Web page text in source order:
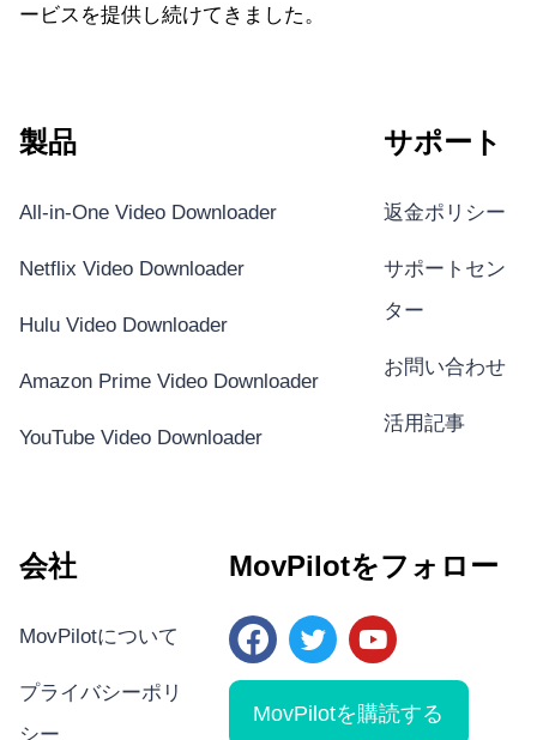
ービスを提供し続けてきました。
製品
All-in-One Video Downloader
Netflix Video Downloader
Hulu Video Downloader
Amazon Prime Video Downloader
YouTube Video Downloader
サポート
返金ポリシー
サポートセン
ター
お問い合わせ
活用記事
会社
MovPilotについて
プライバシーポリ
シー
MovPilotをフォロー
MovPilotを購読する